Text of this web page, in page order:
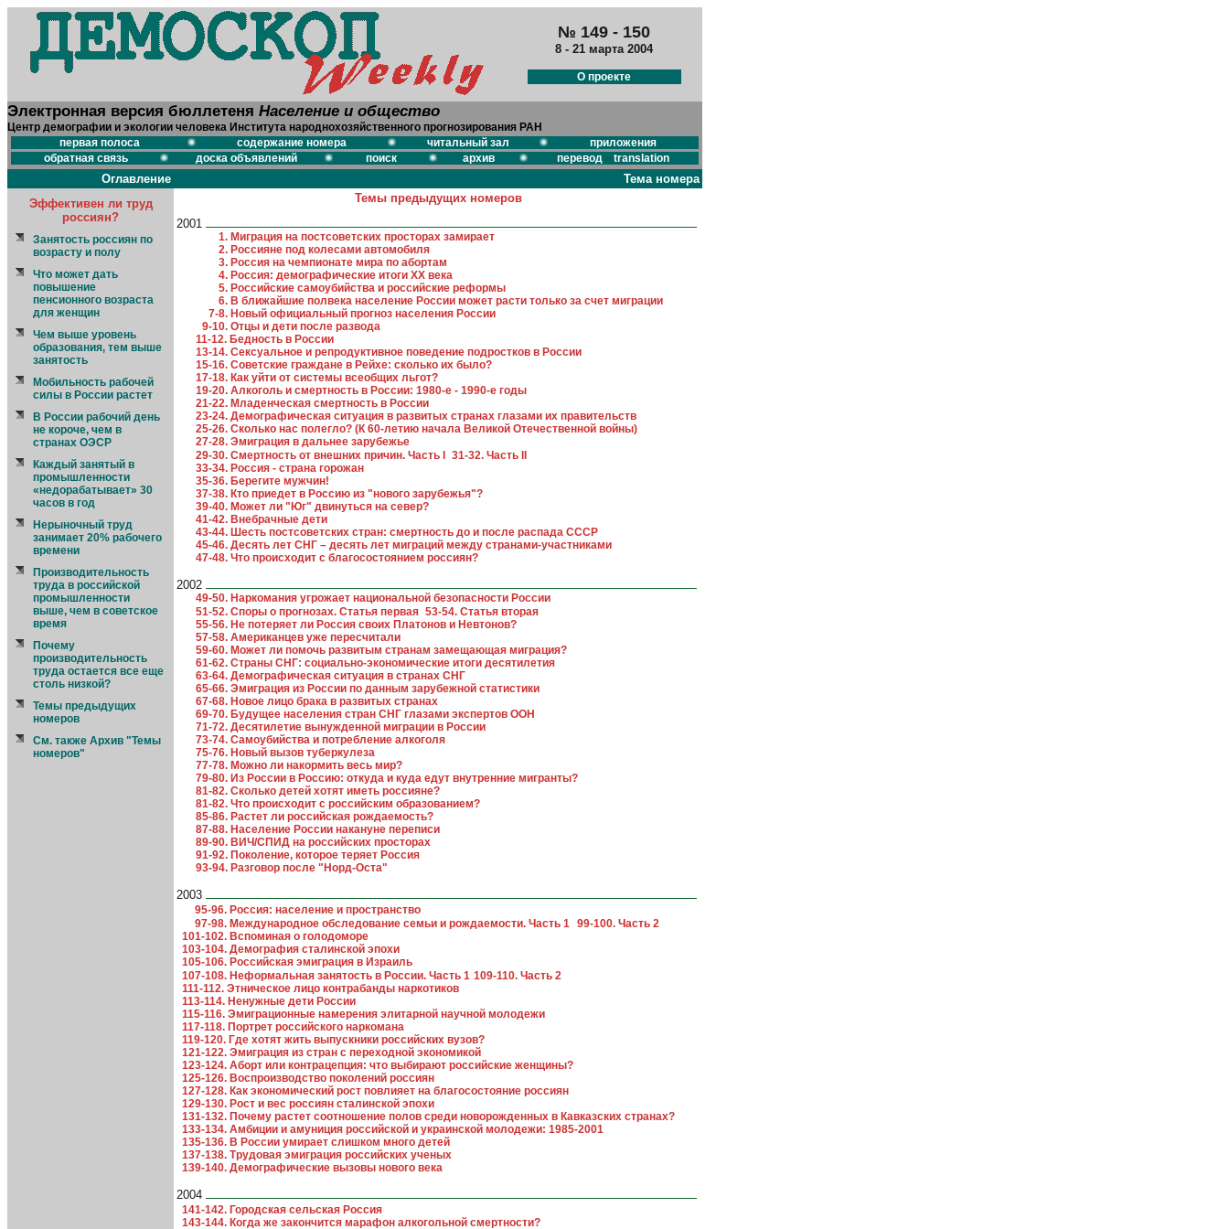
№ 149 - 150
8 - 21 марта 2004
О проекте
Электронная версия бюллетеня Население и общество
Центр демографии и экологии человека Института народнохозяйственного прогнозирования РАН
первая полоса
содержание номера читальный зал
приложения
обратная связь
доска объявлений поиск архив перевод translation
Оглавление
Тема номера
Эффективен ли труд
россиян?
Занятость россиян по
возрасту и полу
Что может дать
повышение
пенсионного возраста
для женщин
Чем выше уровень
образования, тем выше
занятость
Мобильность рабочей
силы в России растет
В России рабочий день
не короче, чем в
странах ОЭСР
Каждый занятый в
промышленности
«недорабатывает» 30
часов в год
Нерыночный труд
занимает 20% рабочего
времени
Производительность
труда в российской
промышленности
выше, чем в советское
время
Почему
производительность
труда остается все еще
столь низкой?
Темы предыдущих
номеров
См. также Архив "Темы
номеров"
Темы предыдущих номеров
2001
1. Миграция на постсоветских просторах замирает
2. Россияне под колесами автомобиля
3. Россия на чемпионате мира по абортам
4. Россия: демографические итоги XX века
5. Российские самоубийства и российские реформы
6. В ближайшие полвека население России может расти только за счет миграции
7-8. Новый официальный прогноз населения России
9-10. Отцы и дети после развода
11-12. Бедность в России
13-14. Сексуальное и репродуктивное поведение подростков в России
15-16. Советские граждане в Рейхе: сколько их было?
17-18. Как уйти от системы всеобщих льгот?
19-20. Алкоголь и смертность в России: 1980-е - 1990-е годы
21-22. Младенческая смертность в России
23-24. Демографическая ситуация в развитых странах глазами их правительств
25-26. Сколько нас полегло? (К 60-летию начала Великой Отечественной войны)
27-28. Эмиграция в дальнее зарубежье
29-30. Смертность от внешних причин. Часть I
31-32. Часть II
33-34. Россия - страна горожан
35-36. Берегите мужчин!
37-38. Кто приедет в Россию из "нового зарубежья"?
39-40. Может ли "Юг" двинуться на север?
41-42. Внебрачные дети
43-44. Шесть постсоветских стран: смертность до и после распада СССР
45-46. Десять лет СНГ – десять лет миграций между странами-участниками
47-48. Что происходит с благосостоянием россиян?
2002
49-50. Наркомания угрожает национальной безопасности России
51-52. Споры о прогнозах. Статья первая 53-54. Статья вторая
55-56. Не потеряет ли Россия своих Платонов и Невтонов?
57-58. Американцев уже пересчитали
59-60. Может ли помочь развитым странам замещающая миграция?
61-62. Страны СНГ: социально-экономические итоги десятилетия
63-64. Демографическая ситуация в странах СНГ
65-66. Эмиграция из России по данным зарубежной статистики
67-68. Новое лицо брака в развитых странах
69-70. Будущее населения стран СНГ глазами экспертов ООН
71-72. Десятилетие вынужденной миграции в России
73-74. Самоубийства и потребление алкоголя
75-76. Новый вызов туберкулеза
77-78. Можно ли накормить весь мир?
79-80. Из России в Россию: откуда и куда едут внутренние мигранты?
81-82. Сколько детей хотят иметь россияне?
81-82. Что происходит с российским образованием?
85-86. Растет ли российская рождаемость?
87-88. Население России накануне переписи
89-90. ВИЧ/СПИД на российских просторах
91-92. Поколение, которое теряет Россия
93-94. Разговор после "Норд-Оста"
2003
95-96. Россия: население и пространство
97-98. Международное обследование семьи и рождаемости. Часть 1 99-100. Часть 2
101-102. Вспоминая о голодоморе
103-104. Демография сталинской эпохи
105-106. Российская эмиграция в Израиль
107-108. Неформальная занятость в России. Часть 1 109-110. Часть 2
111-112. Этническое лицо контрабанды наркотиков
113-114. Ненужные дети России
115-116. Эмиграционные намерения элитарной научной молодежи
117-118. Портрет российского наркомана
119-120. Где хотят жить выпускники российских вузов?
121-122. Эмиграция из стран с переходной экономикой
123-124. Аборт или контрацепция: что выбирают российские женщины?
125-126. Воспроизводство поколений россиян
127-128. Как экономический рост повлияет на благосостояние россиян
129-130. Рост и вес россиян сталинской эпохи
131-132. Почему растет соотношение полов среди новорожденных в Кавказских странах?
133-134. Амбиции и амуниция российской и украинской молодежи: 1985-2001
135-136. В России умирает слишком много детей
137-138. Трудовая эмиграция российских ученых
139-140. Демографические вызовы нового века
2004
141-142. Городская сельская Россия
143-144. Когда же закончится марафон алкогольной смертности?